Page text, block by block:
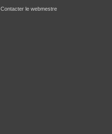
Contacter le webmestre